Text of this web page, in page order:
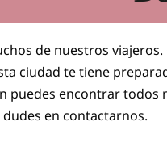
de nuestros
ciudad te tiene
puedes encontrar
dudes en contactarnos.